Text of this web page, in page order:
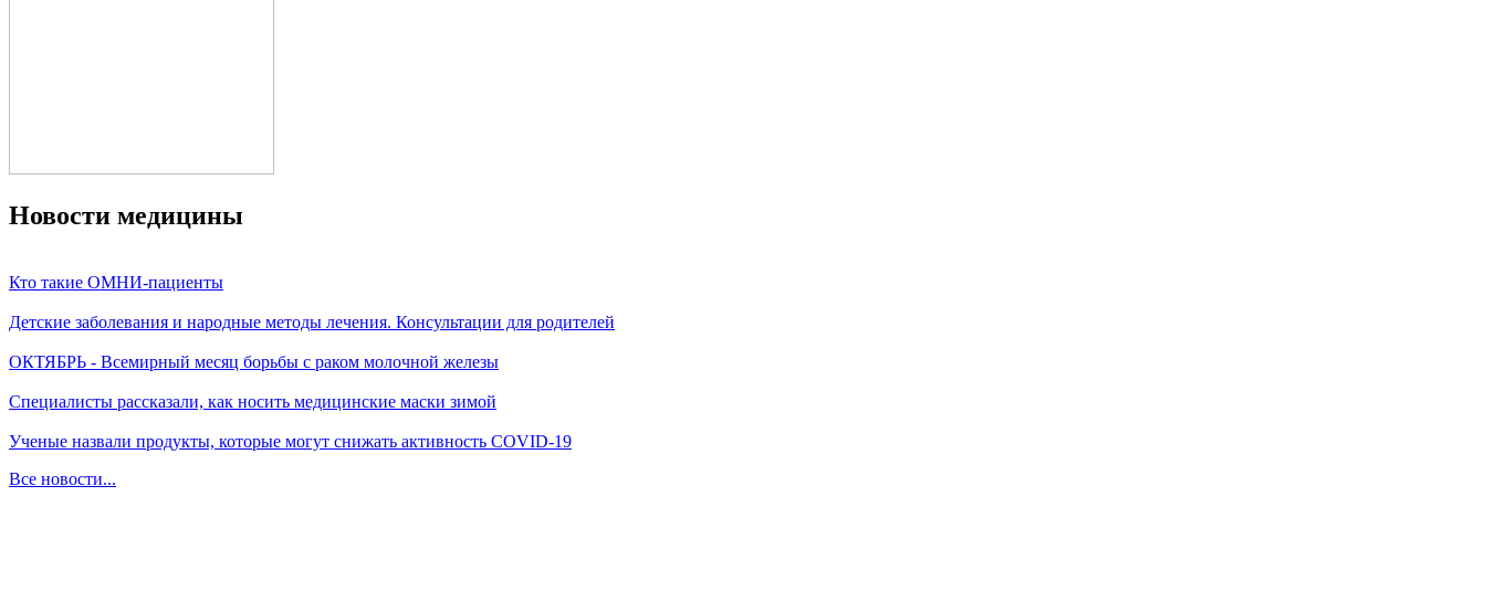
Новости медицины
Кто такие ОМНИ-пациенты
Детские заболевания и народные методы лечения. Консультации для родителей
ОКТЯБРЬ - Всемирный месяц борьбы с раком молочной железы
Специалисты рассказали, как носить медицинские маски зимой
Ученые назвали продукты, которые могут снижать активность COVID-19
Все новости...